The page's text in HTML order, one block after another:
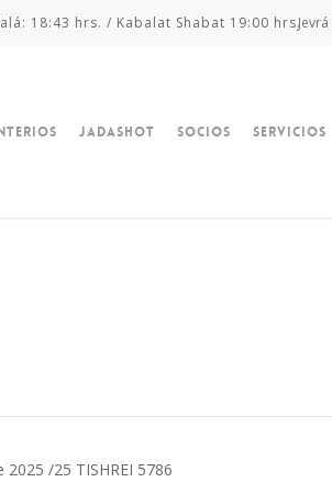
18:43 hrs. / Kabalat Shabat 19:00 hrs.
Jadashot Socios Servicios
2025 /25 TISHREI 5786